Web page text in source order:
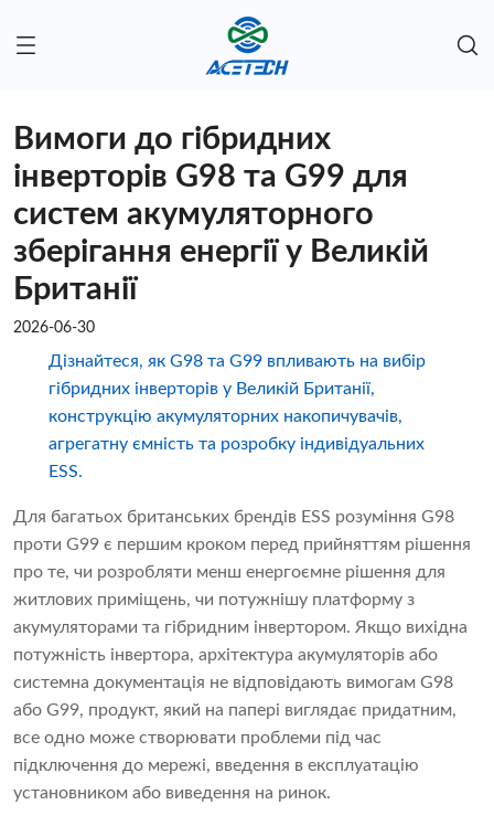
Вимоги до гібридних
інверторів G98 та G99 для
систем акумуляторного
зберігання енергії у Великій
Британії
2026-06-30
Дізнайтеся, як G98 та G99 впливають на вибір
гібридних інверторів у Великій Британії,
конструкцію акумуляторних накопичувачів,
агрегатну ємність та розробку індивідуальних
ESS.
Для багатьох британських брендів ESS розуміння G98
проти G99 є першим кроком перед прийняттям рішення
про те, чи розробляти менш енергоємне рішення для
житлових приміщень, чи потужнішу платформу з
акумуляторами та гібридним інвертором. Якщо вихідна
потужність інвертора, архітектура акумуляторів або
системна документація не відповідають вимогам G98
або G99, продукт, який на папері виглядає придатним,
все одно може створювати проблеми під час
підключення до мережі, введення в експлуатацію
установником або виведення на ринок.